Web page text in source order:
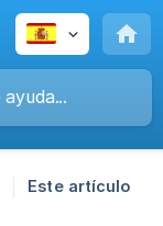
Este artículo